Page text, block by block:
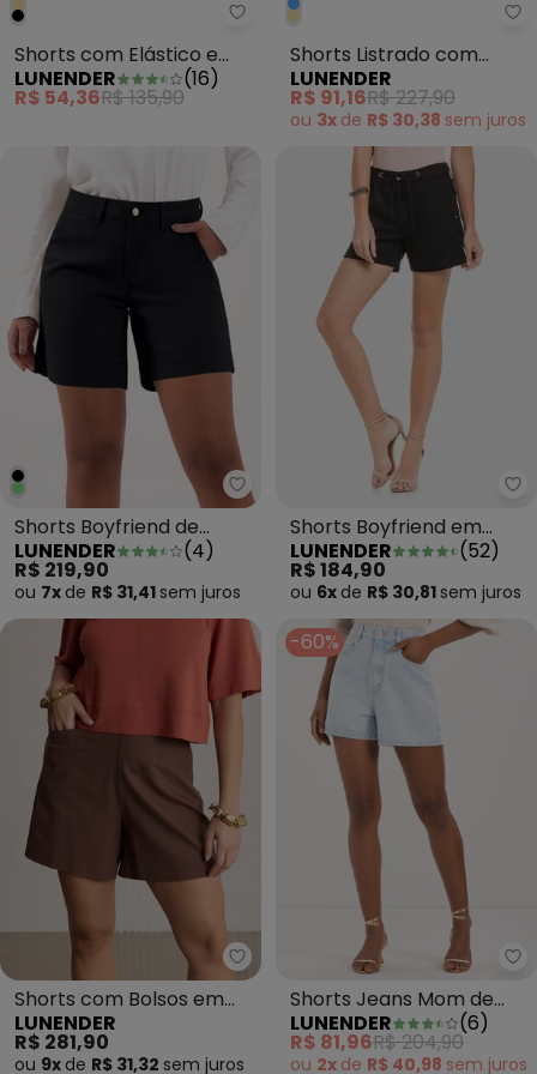
Lunender - Shorts com
Shorts com Elástico e
Botões no Cós Preto
LUNENDER (16)
R$ 54,36R$ 135,90
Shorts Listrado com
Zíper em Tecido Azul
LUNENDER
R$ 91,16R$ 227,90
ou 3x de R$ 30,38 sem juros
Lunender - Shorts Boyfriend
Shorts Boyfriend de
Cintura Média em Sarja
Preto
LUNENDER (4)
R$ 219,90
ou 7x de R$ 31,41 sem juros
Shorts Boyfriend em
Sarja com Elastano Preto
LUNENDER (52)
R$ 184,90
ou 6x de R$ 30,81 sem juros
Lunender - Shorts com Bolsos
Shorts com Bolsos em
Tecido com Linho
Marrom
LUNENDER
R$ 281,90
ou 9x de R$ 31,32 sem juros
-60%
Shorts Jeans Mom de
com Bolsos e Passantes
Azul
LUNENDER (6)
R$ 81,96R$ 204,90
ou 2x de R$ 40,98 sem juros